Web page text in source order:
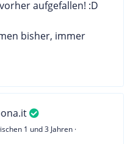
aufgefallen! :D
bisher, immer
1 und 3 Jahren ·